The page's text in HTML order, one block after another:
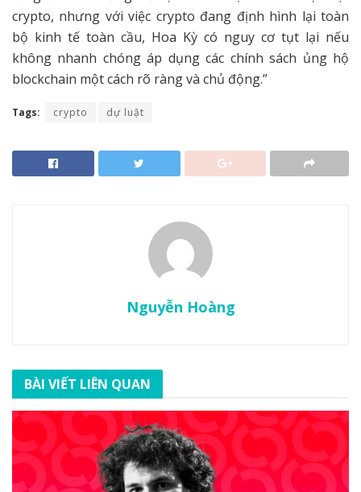
crypto, nhưng với việc crypto đang định hình lại toàn
bộ kinh tế toàn cầu, Hoa Kỳ có nguy cơ tụt lại nếu
không nhanh chóng áp dụng các chính sách ủng hộ
blockchain một cách rõ ràng và chủ động.”
Tags: crypto dự luật
Nguyễn Hoàng
BÀI VIẾT LIÊN QUAN